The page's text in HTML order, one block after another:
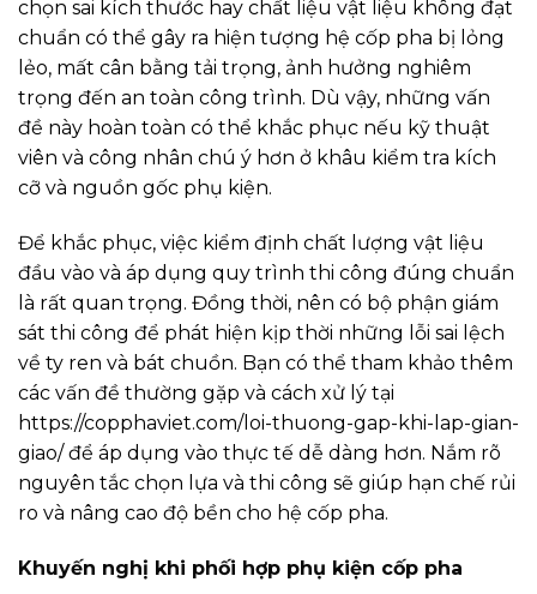
chọn sai kích thước hay chất liệu vật liệu không đạt
chuẩn có thể gây ra hiện tượng hệ cốp pha bị lỏng
lẻo, mất cân bằng tải trọng, ảnh hưởng nghiêm
trọng đến an toàn công trình. Dù vậy, những vấn
đề này hoàn toàn có thể khắc phục nếu kỹ thuật
viên và công nhân chú ý hơn ở khâu kiểm tra kích
cỡ và nguồn gốc phụ kiện.
Để khắc phục, việc kiểm định chất lượng vật liệu
đầu vào và áp dụng quy trình thi công đúng chuẩn
là rất quan trọng. Đồng thời, nên có bộ phận giám
sát thi công để phát hiện kịp thời những lỗi sai lệch
về ty ren và bát chuồn. Bạn có thể tham khảo thêm
các vấn đề thường gặp và cách xử lý tại
https://copphaviet.com/loi-thuong-gap-khi-lap-gian-
giao/ để áp dụng vào thực tế dễ dàng hơn. Nắm rõ
nguyên tắc chọn lựa và thi công sẽ giúp hạn chế rủi
ro và nâng cao độ bền cho hệ cốp pha.
Khuyến nghị khi phối hợp phụ kiện cốp pha